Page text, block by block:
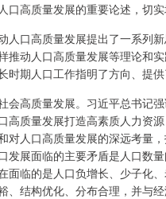
口高质量发展的重要论述，切
人口高质量发展提出了一系列
推动人口高质量发展等理论和
期人口工作指明了方向、提
会高质量发展。习近平总书记
高质量发展打造高素质人力资
对人口高质量发展的深远考量
发展面临的主要矛盾是人口数
面临的是人口负增长、少子化
结构优化、分布合理，并与